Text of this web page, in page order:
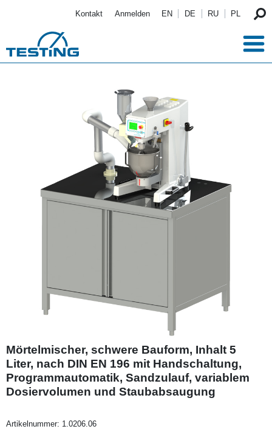
Kontakt Anmelden EN DE RU PL
Mörtelmischer, schwere Bauform, Inhalt 5
Liter, nach DIN EN 196 mit Handschaltung,
Programmautomatik, Sandzulauf, variablem
Dosiervolumen und Staubabsaugung
Artikelnummer: 1.0206.06